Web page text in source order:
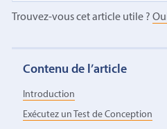
Trouvez-vous cet article utile ?
Contenu de l’article
Introduction
Exécutez un Test de Conception